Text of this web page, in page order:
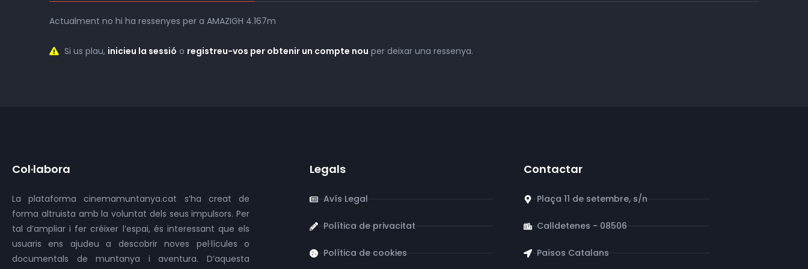
Actualment no hi ha ressenyes per a AMAZIGH 4.167m
Si us plau, inicieu la sessió o registreu-vos per obtenir un compte nou per deixar una ressenya.
Col·labora
La plataforma cinemamuntanya.cat s’ha creat de
forma altruista amb la voluntat dels seus impulsors. Per
tal d’ampliar i fer créixer l’espai, és interessant que els
usuaris ens ajudeu a descobrir noves pel·lícules o
documentals de muntanya i aventura. D’aquesta
Legals
Avís Legal
Política de privacitat
Política de cookies
Contactar
Plaça 11 de setembre, s/n
Calldetenes - 08506
Països Catalans